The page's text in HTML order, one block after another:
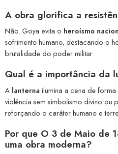
A obra glorifica a
Não. Goya evita o heroísmo
sofrimento humano, destacando o
brutalidade do poder militar.
Qual é a importância da
A lanterna ilumina a cena de
violência sem simbolismo divino ou
reforçando o caráter humano e
Por que O 3 de Maio de
uma obra moderna?